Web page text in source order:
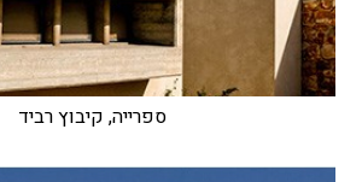
ספרייה, קיבוץ רביד